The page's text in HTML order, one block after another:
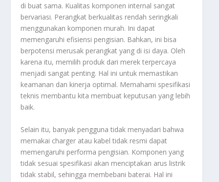
di buat sama. Kualitas komponen internal sangat
bervariasi. Perangkat berkualitas rendah seringkali
menggunakan komponen murah. Ini dapat
memengaruhi efisiensi pengisian. Bahkan, ini bisa
berpotensi merusak perangkat yang di isi daya. Oleh
karena itu, memilih produk dari merek terpercaya
menjadi sangat penting. Hal ini untuk memastikan
keamanan dan kinerja optimal. Memahami spesifikasi
teknis membantu kita membuat keputusan yang lebih
baik.
Selain itu, banyak pengguna tidak menyadari bahwa
memakai charger atau kabel tidak resmi dapat
memengaruhi performa pengisian. Komponen yang
tidak sesuai spesifikasi akan menciptakan arus listrik
tidak stabil, sehingga membebani baterai. Hal ini